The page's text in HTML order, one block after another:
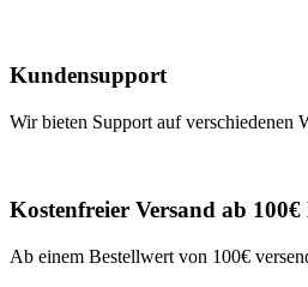
Kundensupport
Wir bieten Support auf verschiedenen
Kostenfreier Versand ab 100€
Ab einem Bestellwert von 100€